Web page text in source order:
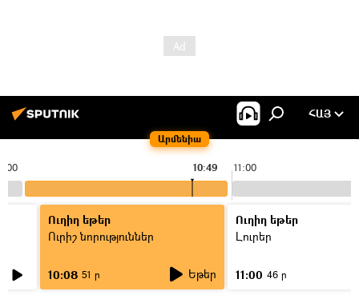
Արմենիա
ՀԱՅ
11:00
10:49
Ուղիղ եթեր
Ուրիշ նորություններ
10:08 51 ր Եթեր
Ուղիղ եթեր
Լուրեր
11:00 46 ր